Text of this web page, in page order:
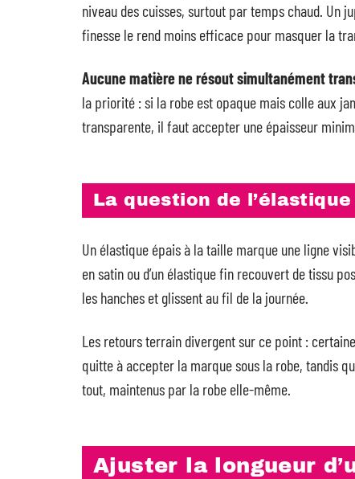
niveau des cuisses, surtout par temps chaud. Un
finesse le rend moins efficace pour masquer la
Aucune matière ne résout simultanément
la priorité : si la robe est opaque mais colle aux
transparente, il faut accepter une épaisseur
La question de
Un élastique épais à la taille marque une ligne
en satin ou d’un élastique fin recouvert de tissu
les hanches et glissent au fil de la journée.
Les retours terrain divergent sur ce point :
quitte à accepter la marque sous la robe, tandis
tout, maintenus par la robe elle-même.
Ajuster la longueur